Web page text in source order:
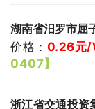
湖南省汨罗市屈
价格： 0.26元/
0407】
浙江省交通投资